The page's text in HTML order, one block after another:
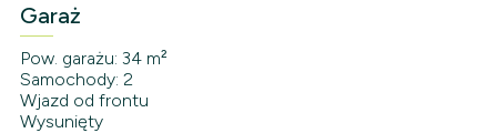
Garaż
Pow. garażu: 34 m²
Samochody: 2
Wjazd od frontu
Wysunięty